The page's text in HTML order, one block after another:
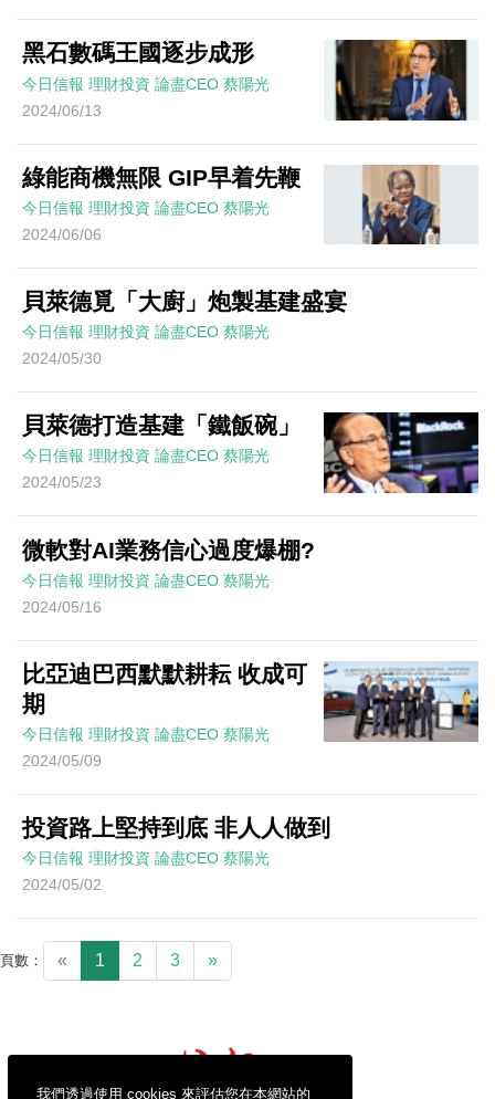
我們透過使用 cookies 來評估您在本網站的
黑石數碼王國逐步成形
今日信報 理財投資 論盡CEO 蔡陽光
2024/06/13
綠能商機無限 GIP早着先鞭
今日信報 理財投資 論盡CEO 蔡陽光
2024/06/06
貝萊德覓「大廚」炮製基建盛宴
今日信報 理財投資 論盡CEO 蔡陽光
2024/05/30
貝萊德打造基建「鐵飯碗」
今日信報 理財投資 論盡CEO 蔡陽光
2024/05/23
微軟對AI業務信心過度爆棚?
今日信報 理財投資 論盡CEO 蔡陽光
2024/05/16
比亞迪巴西默默耕耘 收成可
期
今日信報 理財投資 論盡CEO 蔡陽光
2024/05/09
投資路上堅持到底 非人人做到
今日信報 理財投資 論盡CEO 蔡陽光
2024/05/02
頁數： « 1 2 3 »